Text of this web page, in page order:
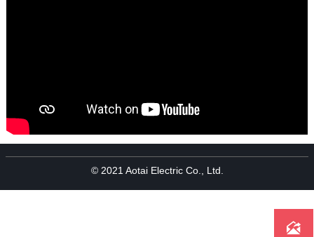
© 2021 Aotai Electric Co., Ltd.
